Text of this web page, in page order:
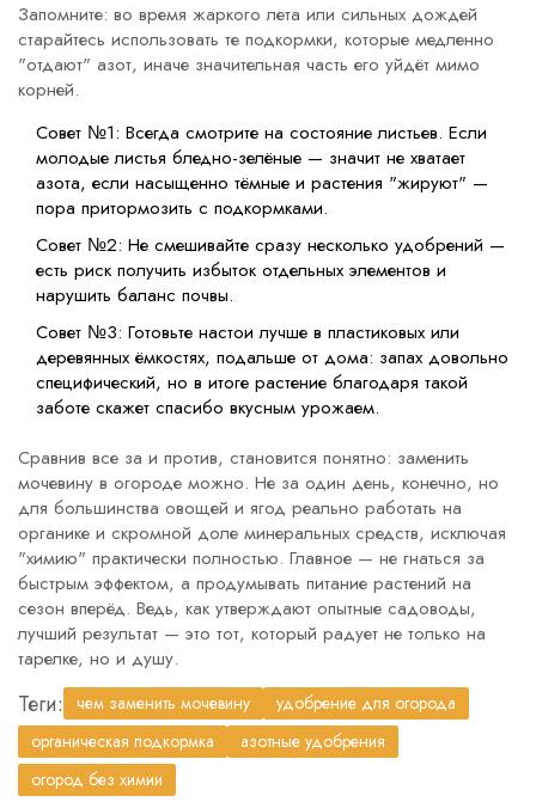
Запомните: во время жаркого лета или сильных дождей
старайтесь использовать те подкормки, которые медленно
"отдают" азот, иначе значительная часть его уйдёт мимо
корней.
Совет №1: Всегда смотрите на состояние листьев. Если
молодые листья бледно-зелёные — значит не хватает
азота, если насыщенно тёмные и растения "жируют" —
пора притормозить с подкормками.
Совет №2: Не смешивайте сразу несколько удобрений —
есть риск получить избыток отдельных элементов и
нарушить баланс почвы.
Совет №3: Готовьте настои лучше в пластиковых или
деревянных ёмкостях, подальше от дома: запах довольно
специфический, но в итоге растение благодаря такой
заботе скажет спасибо вкусным урожаем.
Сравнив все за и против, становится понятно: заменить
мочевину в огороде можно. Не за один день, конечно, но
для большинства овощей и ягод реально работать на
органике и скромной доле минеральных средств, исключая
"химию" практически полностью. Главное — не гнаться за
быстрым эффектом, а продумывать питание растений на
сезон вперёд. Ведь, как утверждают опытные садоводы,
лучший результат — это тот, который радует не только на
тарелке, но и душу.
Теги: чем заменить мочевину
удобрение для огорода
органическая подкормка
азотные удобрения
огород без химии